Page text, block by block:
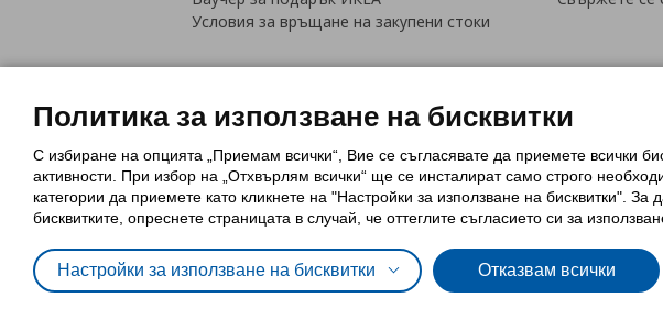
Условия за връщане на закупени стоки
Политика за използване на бисквитки (Cookies)Избор на
Обща политика за личните данни
Политика за защита на
Политика за защита на лични данни на програма IKEA
Политика за използване на бисквитки
С избиране на опцията „Приемам всички“, Вие се съгласявате да приемете всички
активности. При избор на „Отхвърлям всички“ ще се инсталират само строго
категории да приемете като кликнете на "Настройки за използване на бисквитки".
бисквитките, опреснете страницата в случай, че оттеглите съгласието си за
Настройки за използване на бисквитки Отказвам всички